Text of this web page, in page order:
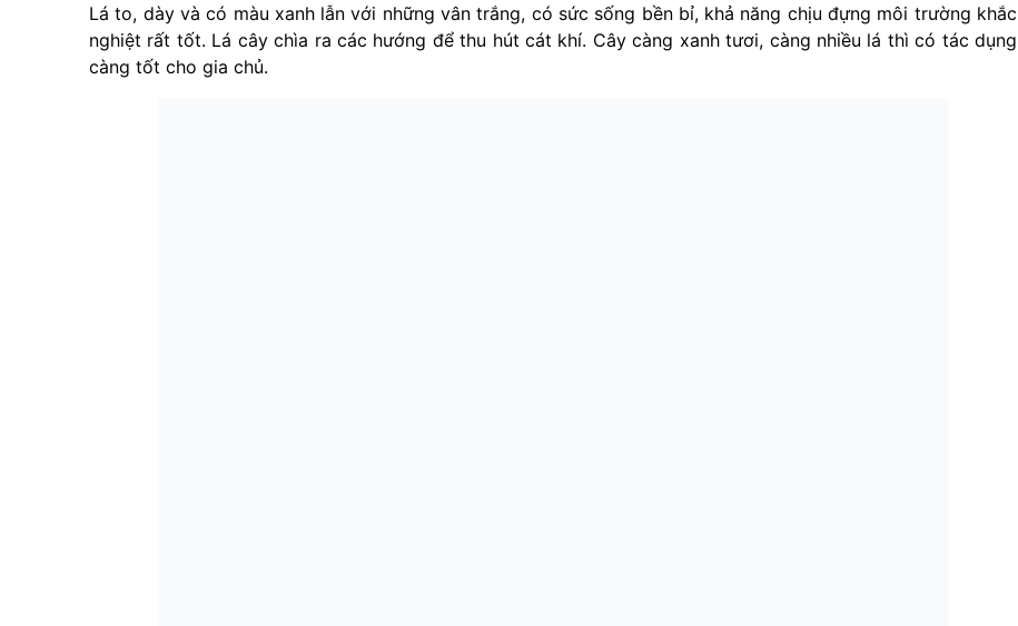
Lá to, dày và có màu xanh lẫn với những vân trắng, có sức sống bền bỉ, khả năng chịu đựng môi trường khắc
nghiệt rất tốt. Lá cây chìa ra các hướng để thu hút cát khí. Cây càng xanh tươi, càng nhiều lá thì có tác dụng
càng tốt cho gia chủ.